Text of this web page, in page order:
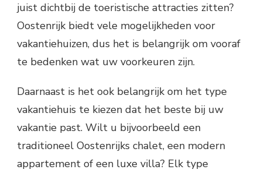
juist dichtbij de toeristische attracties zitten?
Oostenrijk biedt vele mogelijkheden voor
vakantiehuizen, dus het is belangrijk om vooraf
te bedenken wat uw voorkeuren zijn.
Daarnaast is het ook belangrijk om het type
vakantiehuis te kiezen dat het beste bij uw
vakantie past. Wilt u bijvoorbeeld een
traditioneel Oostenrijks chalet, een modern
appartement of een luxe villa? Elk type